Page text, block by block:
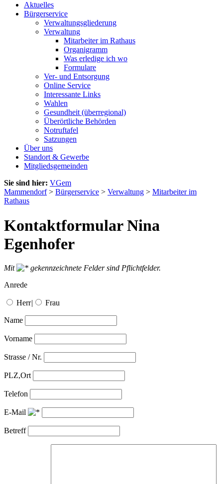
Aktuelles
Bürgerservice
Verwaltungsgliederung
Verwaltung
Mitarbeiter im Rathaus
Organigramm
Was erledige ich wo
Formulare
Ver- und Entsorgung
Online Service
Interessante Links
Wahlen
Gesundheit (überregional)
Überörtliche Behörden
Notruftafel
Satzungen
Über uns
Standort & Gewerbe
Mitgliedsgemeinden
Sie sind hier: VGem
Mammendorf> Bürgerservice > Verwaltung > Mitarbeiter im
Rathaus
Kontaktformular Nina
Egenhofer
Mit
gekennzeichnete Felder sind Pflichtfelder.
Anrede
Herr| Frau
Name
Vorname
Strasse / Nr.
PLZ,Ort
Telefon
E-Mail
Betreff